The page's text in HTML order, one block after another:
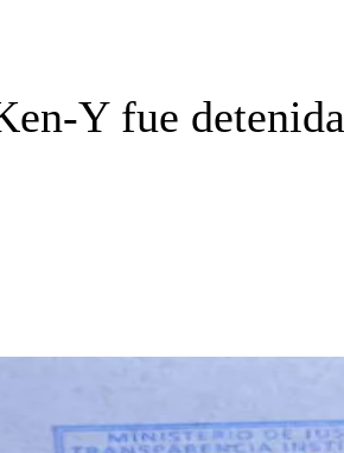
Y fue detenida